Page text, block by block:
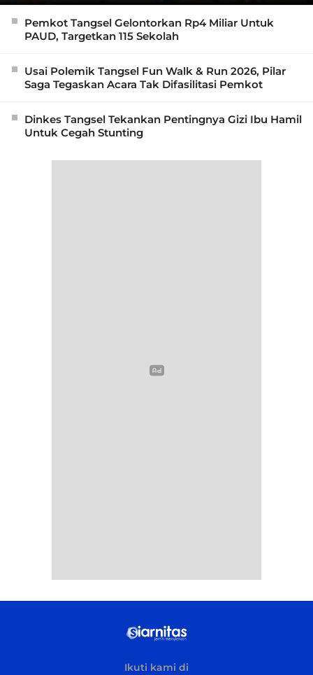
Pemkot Tangsel Gelontorkan Rp4 Miliar Untuk
PAUD, Targetkan 115 Sekolah
Usai Polemik Tangsel Fun Walk & Run 2026, Pilar
Saga Tegaskan Acara Tak Difasilitasi Pemkot
Dinkes Tangsel Tekankan Pentingnya Gizi Ibu Hamil
Untuk Cegah Stunting
Ikuti kami di